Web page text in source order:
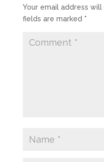
Your email address will
fields are marked *